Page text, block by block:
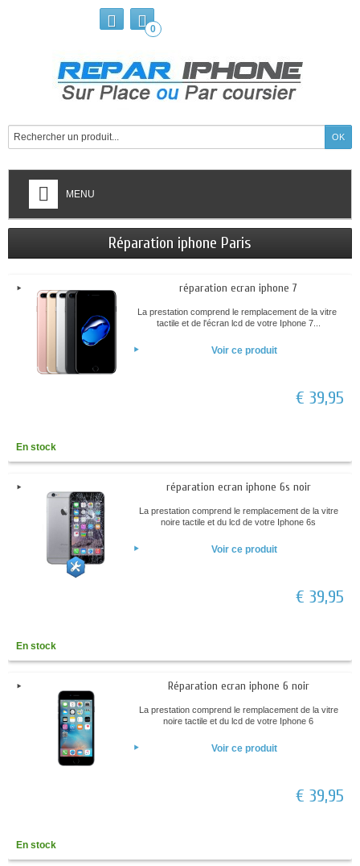
0
MENU
Réparation iphone Paris
réparation ecran iphone 7
La prestation comprend le remplacement de la vitre
tactile et de l'écran lcd de votre Iphone 7...
Voir ce produit
€ 39,95
En stock
réparation ecran iphone 6s noir
La prestation comprend le remplacement de la vitre
noire tactile et du lcd de votre Iphone 6s
Voir ce produit
€ 39,95
En stock
Réparation ecran iphone 6 noir
La prestation comprend le remplacement de la vitre
noire tactile et du lcd de votre Iphone 6
Voir ce produit
€ 39,95
En stock